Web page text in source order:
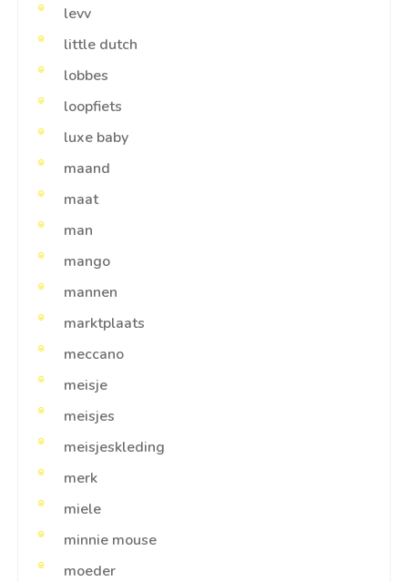
levv
little dutch
lobbes
loopfiets
luxe baby
maand
maat
man
mango
mannen
marktplaats
meccano
meisje
meisjes
meisjeskleding
merk
miele
minnie mouse
moeder